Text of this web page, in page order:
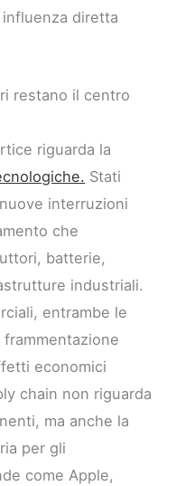
diretta
restano il centro
riguarda la
Stati
interruzioni
che
batterie,
industriali.
entrambe le
economici
chain non riguarda
ma anche la
per gli
come Apple,